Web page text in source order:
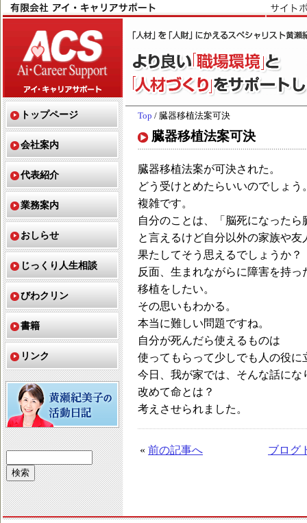
Top / 臓器移植法案可決
臓器移植法案可決
臓器移植法案が可決された。
どう受けとめたらいいのでしょう
複雑です。
自分のことは、「脳死になったら
と言えるけど自分以外の家族や友
果たしてそう思えるでしょうか？
反面、生まれながらに障害を持っ
移植をしたい。
その思いもわかる。
本当に難しい問題ですね。
自分が死んだら使えるものは
使ってもらって少しでも人の役に
今日、我が家では、そんな話にな
改めて命とは？
考えさせられました。
« 前の記事へ ブログ
トップページ
会社案内
代表紹介
業務案内
おしらせ
じっくり人生相談
びわクリン
書籍
リンク